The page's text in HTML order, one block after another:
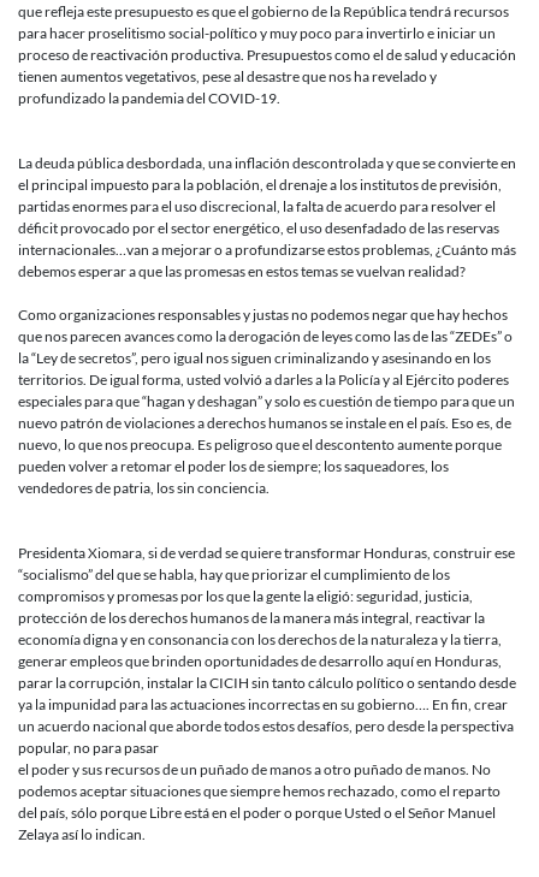
que refleja este presupuesto es que el gobierno de la República tendrá recursos
para hacer proselitismo social-político y muy poco para invertirlo e iniciar un
proceso de reactivación productiva. Presupuestos como el de salud y educación
tienen aumentos vegetativos, pese al desastre que nos ha revelado y
profundizado la pandemia del COVID-19.
La deuda pública desbordada, una inflación descontrolada y que se convierte en
el principal impuesto para la población, el drenaje a los institutos de previsión,
partidas enormes para el uso discrecional, la falta de acuerdo para resolver el
déficit provocado por el sector energético, el uso desenfadado de las reservas
internacionales…van a mejorar o a profundizarse estos problemas, ¿Cuánto más
debemos esperar a que las promesas en estos temas se vuelvan realidad?
Como organizaciones responsables y justas no podemos negar que hay hechos
que nos parecen avances como la derogación de leyes como las de las “ZEDEs” o
la “Ley de secretos”, pero igual nos siguen criminalizando y asesinando en los
territorios. De igual forma, usted volvió a darles a la Policía y al Ejército poderes
especiales para que “hagan y deshagan” y solo es cuestión de tiempo para que un
nuevo patrón de violaciones a derechos humanos se instale en el país. Eso es, de
nuevo, lo que nos preocupa. Es peligroso que el descontento aumente porque
pueden volver a retomar el poder los de siempre; los saqueadores, los
vendedores de patria, los sin conciencia.
Presidenta Xiomara, si de verdad se quiere transformar Honduras, construir ese
“socialismo” del que se habla, hay que priorizar el cumplimiento de los
compromisos y promesas por los que la gente la eligió: seguridad, justicia,
protección de los derechos humanos de la manera más integral, reactivar la
economía digna y en consonancia con los derechos de la naturaleza y la tierra,
generar empleos que brinden oportunidades de desarrollo aquí en Honduras,
parar la corrupción, instalar la CICIH sin tanto cálculo político o sentando desde
ya la impunidad para las actuaciones incorrectas en su gobierno…. En fin, crear
un acuerdo nacional que aborde todos estos desafíos, pero desde la perspectiva
popular, no para pasar
el poder y sus recursos de un puñado de manos a otro puñado de manos. No
podemos aceptar situaciones que siempre hemos rechazado, como el reparto
del país, sólo porque Libre está en el poder o porque Usted o el Señor Manuel
Zelaya así lo indican.